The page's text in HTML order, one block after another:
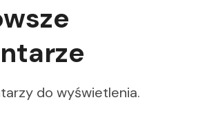
do wyświetlenia.